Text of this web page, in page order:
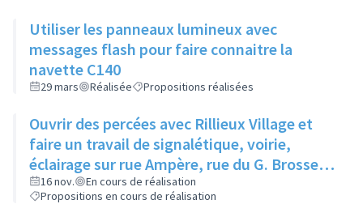
Utiliser les panneaux lumineux avec
messages flash pour faire connaitre la
navette C140
29 mars Réalisée Propositions réalisées
Ouvrir des percées avec Rillieux Village et
faire un travail de signalétique, voirie,
éclairage sur rue Ampère, rue du G. Brosset
et rue du L. Vittoz
16 nov.
En cours de réalisation
Propositions en cours de réalisation